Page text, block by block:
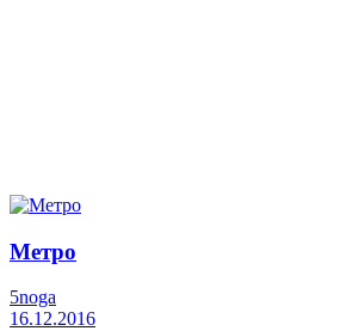
Метро
5noga
16.12.2016